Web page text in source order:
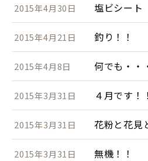
2015年4月30日 塩ビシート
2015年4月21日 釣り！！
2015年4月8日 何でも・・
2015年3月31日 ４月です！！
2015年3月31日 花粉と花見
2015年3月31日 無機！！